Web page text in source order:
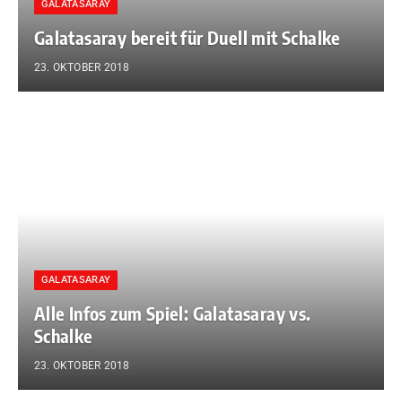
GALATASARAY
Galatasaray bereit für Duell mit Schalke
23. OKTOBER 2018
GALATASARAY
Alle Infos zum Spiel: Galatasaray vs.
Schalke
23. OKTOBER 2018